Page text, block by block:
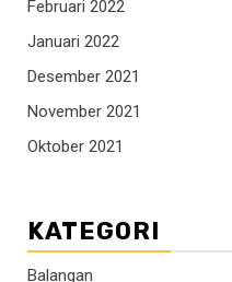
Februari 2022
Januari 2022
Desember 2021
November 2021
Oktober 2021
KATEGORI
Balangan